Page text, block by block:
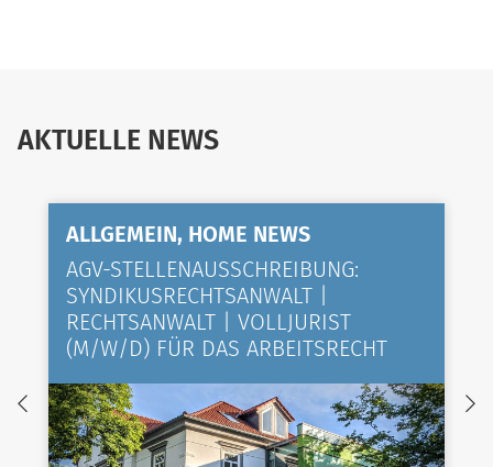
AKTUELLE NEWS
ALLGEMEIN, HOME NEWS
AGV-STELLENAUSSCHREIBUNG:
SYNDIKUSRECHTSANWALT |
RECHTSANWALT | VOLLJURIST
(M/W/D) FÜR DAS ARBEITSRECHT